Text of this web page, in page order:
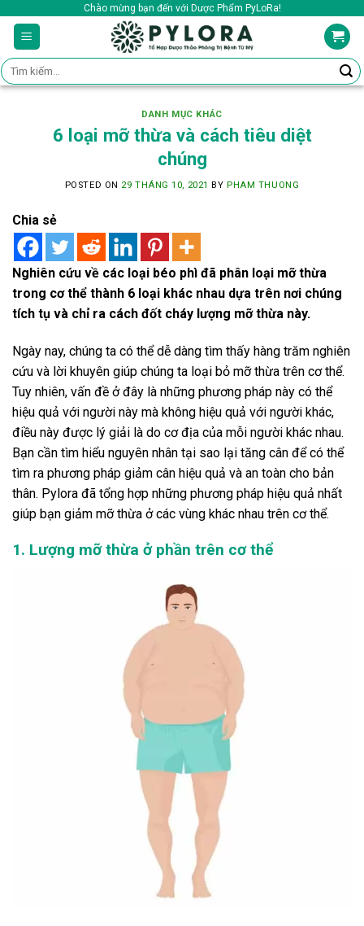
content
Chào mừng bạn đến với Dược Phẩm PyLoRa!
Tìm
kiếm:
DANH MỤC KHÁC
6 loại mỡ thừa và cách tiêu diệt
chúng
POSTED ON 29 THÁNG 10, 2021 BYPHAM THUONG
Chia sẻ
Nghiên cứu về các loại béo phì đã phân loại mỡ thừa
trong cơ thể thành 6 loại khác nhau dựa trên nơi chúng
tích tụ và chỉ ra cách đốt cháy lượng mỡ thừa này.
Ngày nay, chúng ta có thể dễ dàng tìm thấy hàng trăm nghiên
cứu và lời khuyên giúp chúng ta loại bỏ mỡ thừa trên cơ thể.
Tuy nhiên, vấn đề ở đây là những phương pháp này có thể
hiệu quả với người này mà không hiệu quả với người khác,
điều này được lý giải là do cơ địa của mỗi người khác nhau.
Bạn cần tìm hiểu nguyên nhân tại sao lại tăng cân để có thể
tìm ra phương pháp giảm cân hiệu quả và an toàn cho bản
thân. Pylora đã tổng hợp những phương pháp hiệu quả nhất
giúp bạn giảm mỡ thừa ở các vùng khác nhau trên cơ thể.
1. Lượng mỡ thừa ở phần trên cơ thể